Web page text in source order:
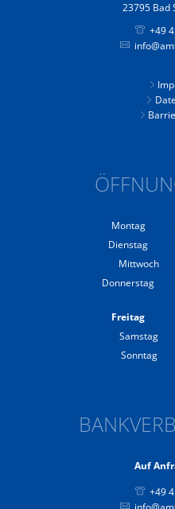
23795 Bad
+49
Montag
Dienstag
Mittwoch
Donnerstag
Freitag
Samstag
Sonntag
Auf
+49